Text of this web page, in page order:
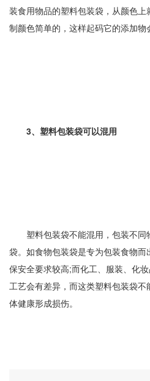
装食用物品的塑料包装袋，从颜色
制颜色简单的，这样起码它的添加物
3、塑料包装袋可以混用
塑料包装袋不能混用，包装不同
袋。如食物包装袋是专为包装食物
保安全要求较高;而化工、服装、化
工艺会有差异，而这类塑料包装袋
体健康形成损伤。